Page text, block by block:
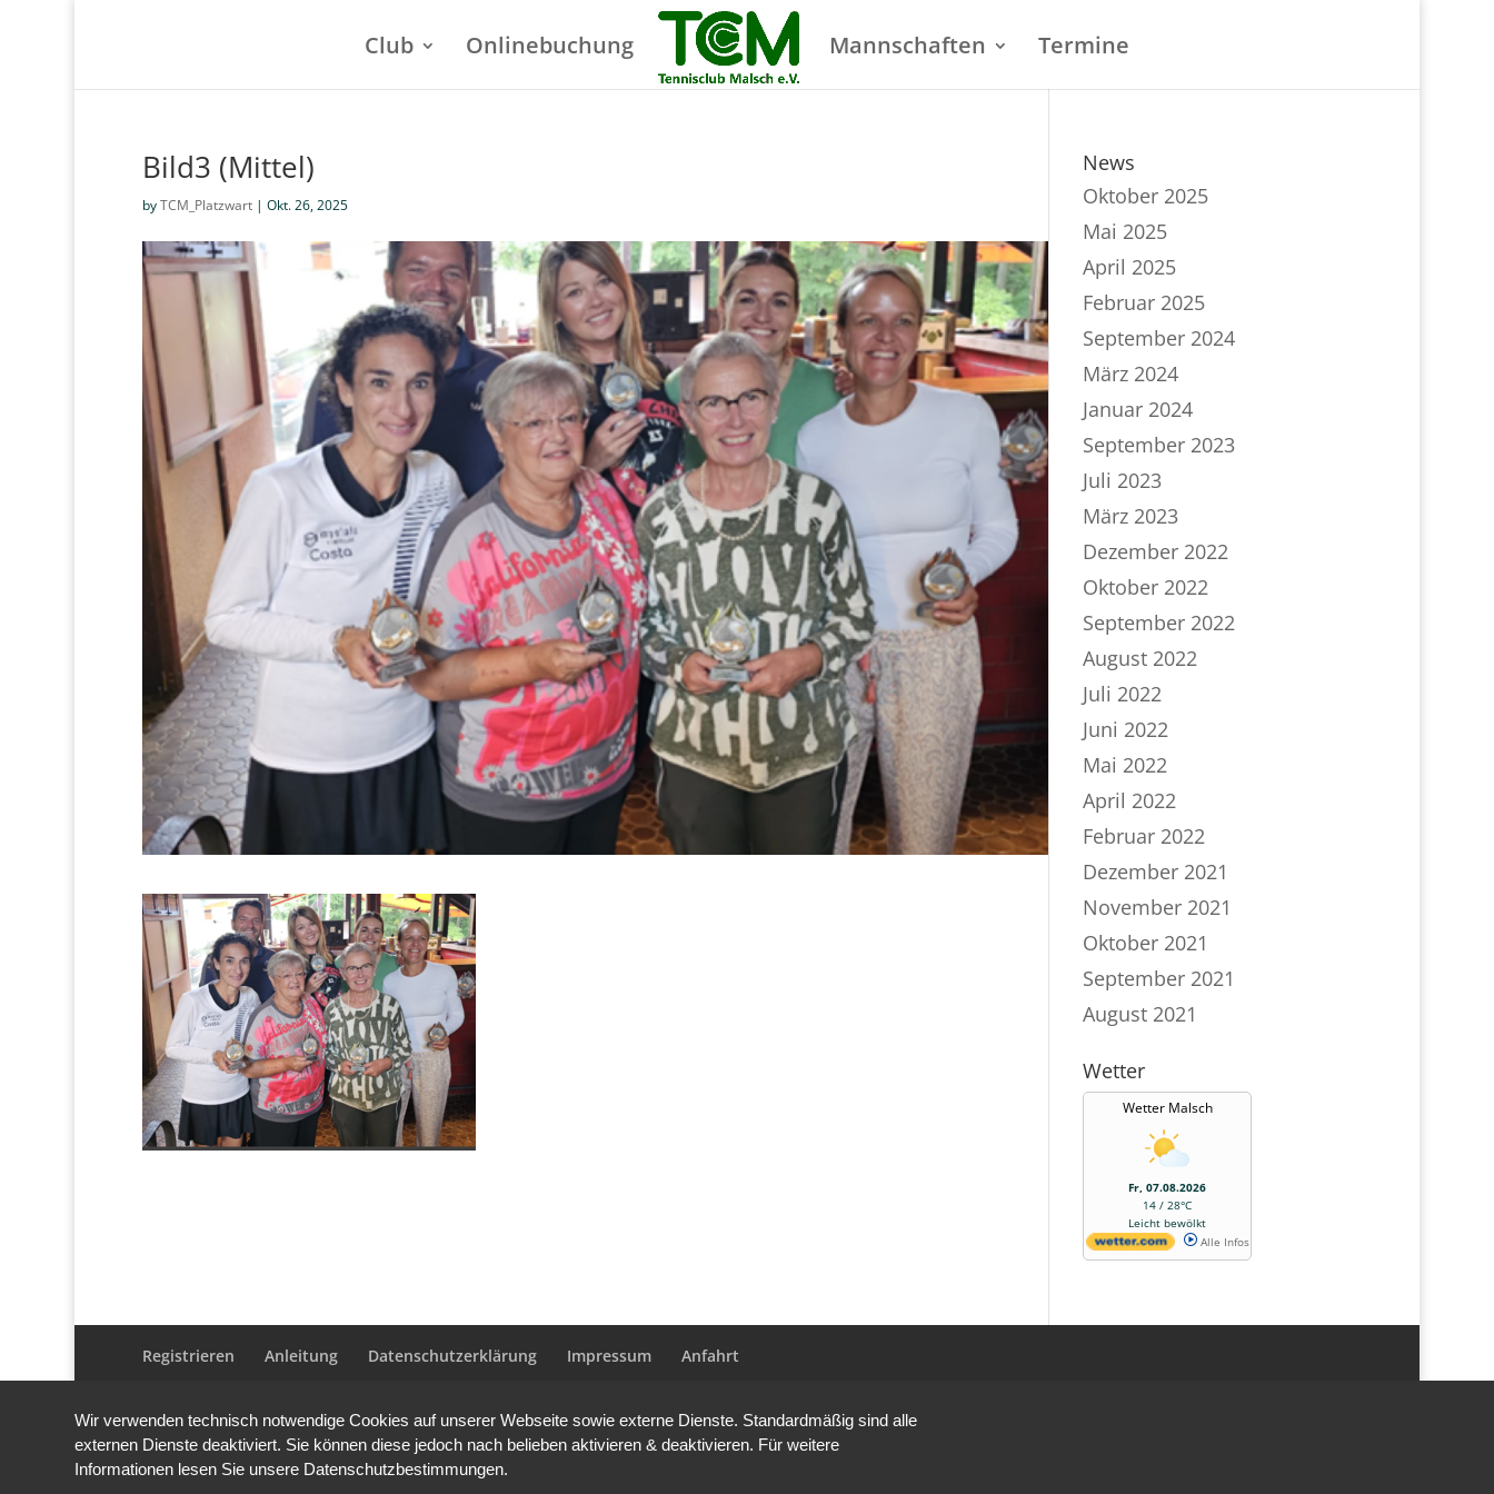
Club Onlinebuchung Mannschaften Termine
Bild3 (Mittel)
byTCM_Platzwart| Okt. 26, 2025
News
Oktober 2025
Mai 2025
April 2025
Februar 2025
September 2024
März 2024
Januar 2024
September 2023
Juli 2023
März 2023
Dezember 2022
Oktober 2022
September 2022
August 2022
Juli 2022
Juni 2022
Mai 2022
April 2022
Februar 2022
Dezember 2021
November 2021
Oktober 2021
September 2021
August 2021
Wetter
Wetter Malsch
Fr, 07.08.2026
14 / 28°C
Leicht bewölkt
Alle Infos
Registrieren Anleitung Datenschutzerklärung Impressum Anfahrt
Wir verwenden technisch notwendige Cookies auf unserer Webseite sowie externe Dienste. Standardmäßig sind alle
externen Dienste deaktiviert. Sie können diese jedoch nach belieben aktivieren & deaktivieren. Für weitere
Informationen lesen Sie unsere Datenschutzbestimmungen.